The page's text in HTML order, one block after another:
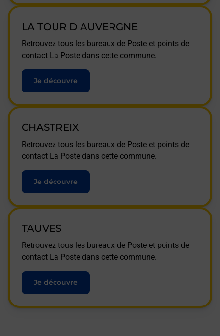
LA TOUR D AUVERGNE
Retrouvez tous les bureaux de Poste et points de
contact La Poste dans cette commune.
Je découvre
CHASTREIX
Retrouvez tous les bureaux de Poste et points de
contact La Poste dans cette commune.
Je découvre
TAUVES
Retrouvez tous les bureaux de Poste et points de
contact La Poste dans cette commune.
Je découvre